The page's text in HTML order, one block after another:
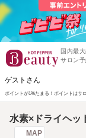
国内最
サロン
ゲストさん
ポイントが1%たまる！ ポイントはサ
水素×ドライヘ
MAP